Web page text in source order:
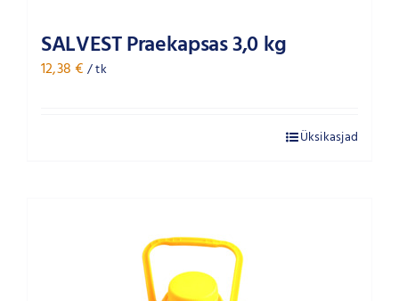
SALVEST Praekapsas 3,0 kg
12,38€ / tk
Üksikasjad